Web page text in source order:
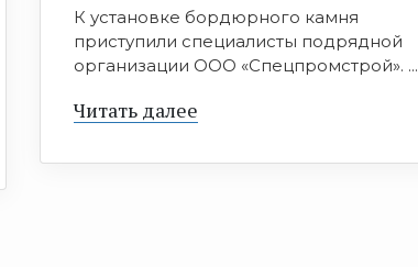
К установке бордюрного камня
приступили специалисты подрядной
организации ООО «Спецпромстрой». ...
Читать далее